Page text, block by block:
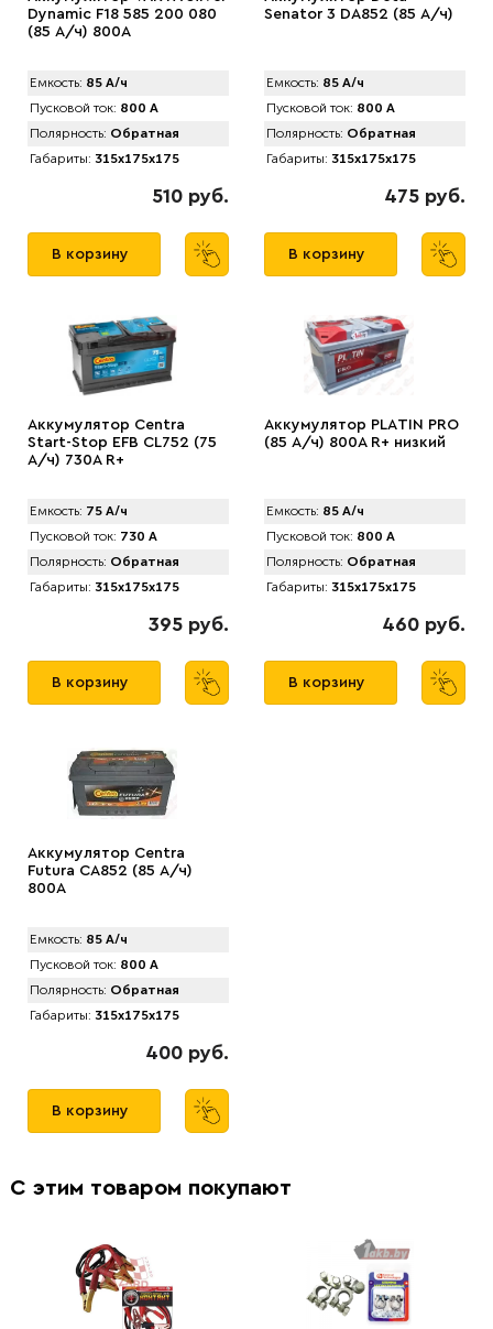
Dynamic F18 585 200 080
(85 А/ч) 800А
Емкость: 85 А/ч
Пусковой ток: 800 А
Полярность: Обратная
Габариты: 315x175x175
510 руб.
В корзину
Senator 3 DA852 (85 А/ч)
Емкость: 85 А/ч
Пусковой ток: 800 А
Полярность: Обратная
Габариты: 315x175x175
475 руб.
В корзину
Аккумулятор Centra
Start-Stop EFB CL752 (75
А/ч) 730A R+
Емкость: 75 А/ч
Пусковой ток: 730 А
Полярность: Обратная
Габариты: 315x175x175
395 руб.
В корзину
Аккумулятор PLАTIN PRO
(85 А/ч) 800A R+ низкий
Емкость: 85 А/ч
Пусковой ток: 800 А
Полярность: Обратная
Габариты: 315x175x175
460 руб.
В корзину
Аккумулятор Centra
Futura CA852 (85 А/ч)
800A
Емкость: 85 А/ч
Пусковой ток: 800 А
Полярность: Обратная
Габариты: 315x175x175
400 руб.
В корзину
С этим товаром покупают